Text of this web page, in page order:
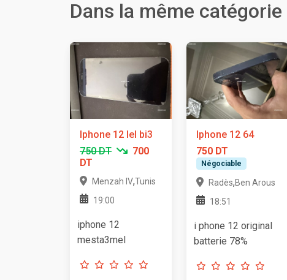
Dans la même catégorie
Iphone 12 lel bi3
750 DT
700
DT
Menzah IV,Tunis
19:00
iphone 12
mesta3mel
Iphone 12 64
750 DT
Négociable
Radès,Ben Arous
18:51
i phone 12 original
batterie 78%